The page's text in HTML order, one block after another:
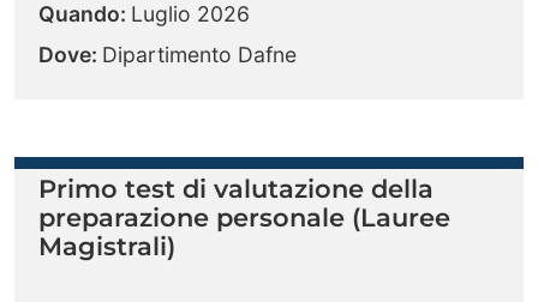
Quando: Luglio 2026
Dove: Dipartimento Dafne
Primo test di valutazione della
preparazione personale (Lauree
Magistrali)